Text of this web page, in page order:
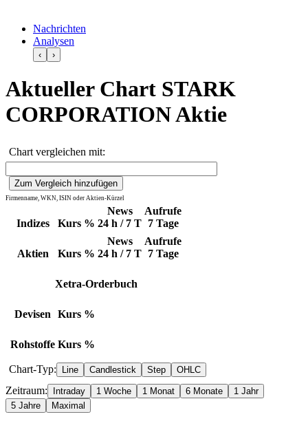
Nachrichten
Analysen
‹ ›
Aktueller Chart STARK
CORPORATION Aktie
Chart vergleichen mit:
Firmenname, WKN, ISIN oder Aktien-Kürzel
Indizes Kurs %
News
24 h / 7 T
Aufrufe
7 Tage
Aktien Kurs %
News
24 h / 7 T
Aufrufe
7 Tage
Xetra-Orderbuch
Devisen Kurs %
Rohstoffe Kurs %
Chart-Typ:
Zeitraum: